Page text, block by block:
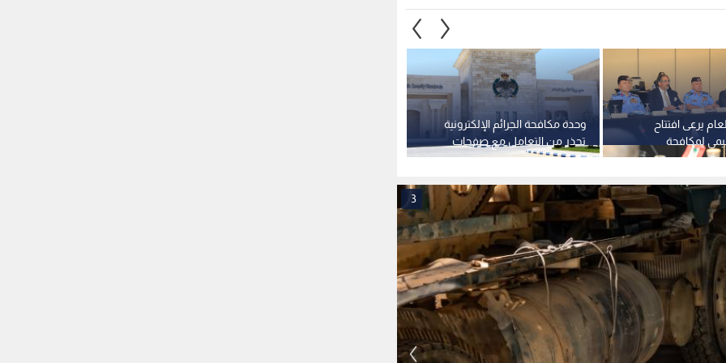
وحدة مكافحة الجرائم الإلكترونية
تحذر من التعامل مع صفحات
احتيالية تروج لبيع هواتف
يرعى افتتاح
لمكافحة
3